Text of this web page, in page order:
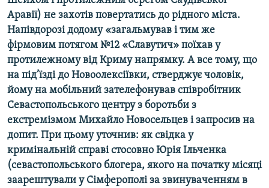
Аравії) не захотів повертатись до рідного міста.
Напівдорозі додому «загальмував і тим же
фірмовим потягом №12 «Славутич» поїхав у
протилежному від Криму напрямку. А все тому, що
на під’їзді до Новоолексіївки, стверджує чоловік,
йому на мобільний зателефонував співробітник
Севастопольського центру з боротьби з
екстремізмом Михайло Новосельцев і запросив на
допит. При цьому уточнив: як свідка у
кримінальній справі стосовно Юрія Ільченка
(севастопольського блогера, якого на початку місяці
заарештували у Сімферополі за звинуваченням в